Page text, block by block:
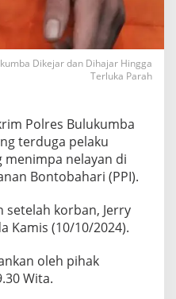
Dikejar dan Dihajar Hingga
Terluka Parah
Polres Bulukumba
terduga pelaku
nelayan di
Bontobahari (PPI).
setelah korban, Jerry
Kamis (10/10/2024).
oleh pihak
Wita.